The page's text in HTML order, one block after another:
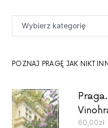
POZNAJ PRAGĘ JAK NIKT
60,00zł